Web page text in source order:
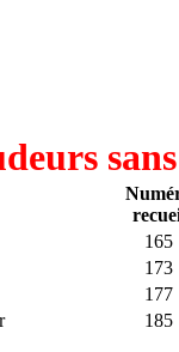
165
173
177
185